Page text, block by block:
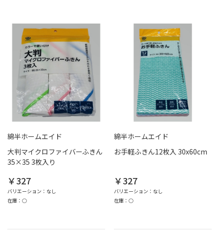
綿半ホームエイド
大判マイクロファイバーふきん
35×35 3枚入り
￥327
バリエーション：なし
在庫：○
綿半ホームエイド
お手軽ふきん12枚入 30x60cm
￥327
バリエーション：なし
在庫：○